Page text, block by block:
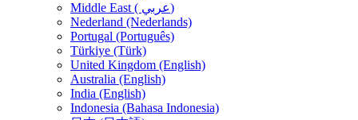
Middle East ( عربي)
Nederland (Nederlands)
Portugal (Português)
Türkiye (Türk)
United Kingdom (English)
Australia (English)
India (English)
Indonesia (Bahasa Indonesia)